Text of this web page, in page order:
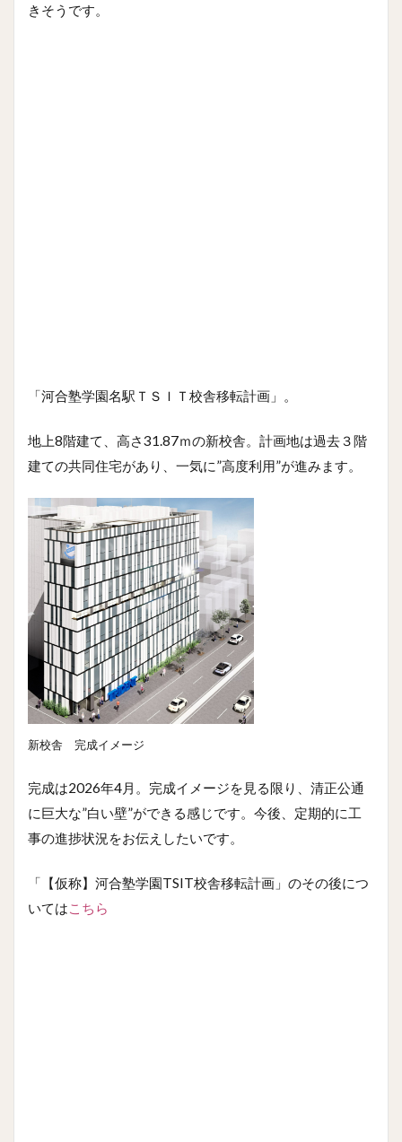
きそうです。
「河合塾学園名駅ＴＳＩＴ校舎移転計画」。
地上8階建て、高さ31.87ｍの新校舎。計画地は過去３階
建ての共同住宅があり、一気に”高度利用”が進みます。
新校舎 完成イメージ
完成は2026年4月。完成イメージを見る限り、清正公通
に巨大な”白い壁”ができる感じです。今後、定期的に工
事の進捗状況をお伝えしたいです。
「【仮称】河合塾学園TSIT校舎移転計画」のその後につ
いてはこちら